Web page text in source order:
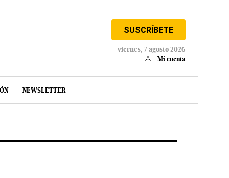
SUSCRÍBETE
viernes, 7 agosto 2026
Mi cuenta
NEWSLETTER